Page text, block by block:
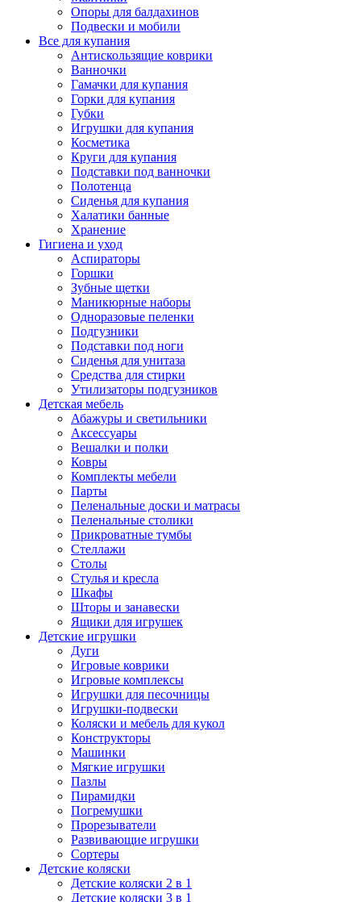
Опоры для балдахинов
Подвески и мобили
Все для купания
Антискользящие коврики
Ванночки
Гамачки для купания
Горки для купания
Губки
Игрушки для купания
Косметика
Круги для купания
Подставки под ванночки
Полотенца
Сиденья для купания
Халатики банные
Хранение
Гигиена и уход
Аспираторы
Горшки
Зубные щетки
Маникюрные наборы
Одноразовые пеленки
Подгузники
Подставки под ноги
Сиденья для унитаза
Средства для стирки
Утилизаторы подгузников
Детская мебель
Абажуры и светильники
Аксессуары
Вешалки и полки
Ковры
Комплекты мебели
Парты
Пеленальные доски и матрасы
Пеленальные столики
Прикроватные тумбы
Стеллажи
Столы
Стулья и кресла
Шкафы
Шторы и занавески
Ящики для игрушек
Детские игрушки
Дуги
Игровые коврики
Игровые комплексы
Игрушки для песочницы
Игрушки-подвески
Коляски и мебель для кукол
Конструкторы
Машинки
Мягкие игрушки
Пазлы
Пирамидки
Погремушки
Прорезыватели
Развивающие игрушки
Сортеры
Детские коляски
Детские коляски 2 в 1
Детские коляски 3 в 1